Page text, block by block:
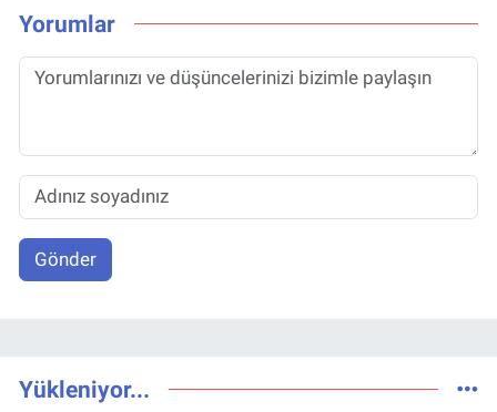
Yorumlar
Gönder
Yükleniyor...